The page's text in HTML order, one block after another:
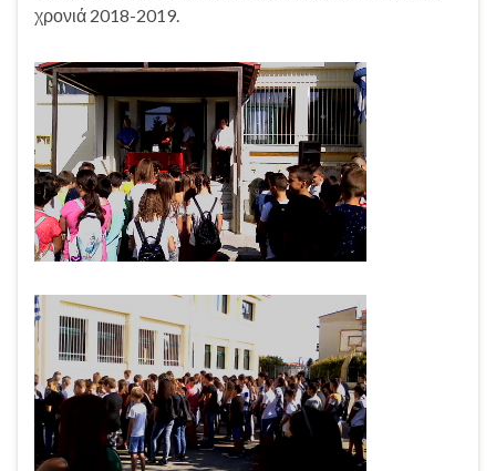
χρονιά 2018-2019.